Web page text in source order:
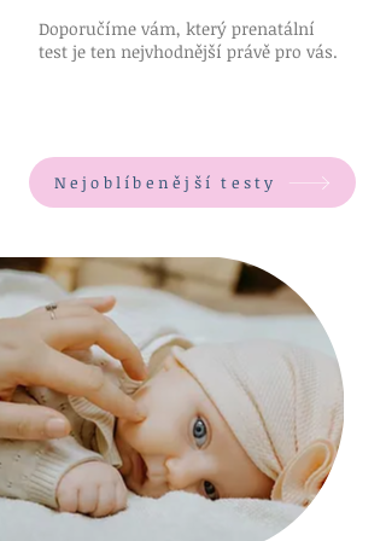
Doporučíme vám, který prenatální
test je ten nejvhodnější právě pro vás.
Nejoblíbenější testy